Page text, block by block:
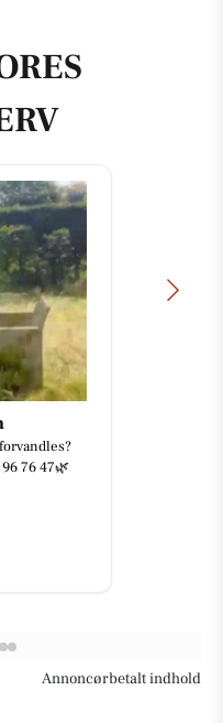
76 47🌿
Annoncørbetalt indhold